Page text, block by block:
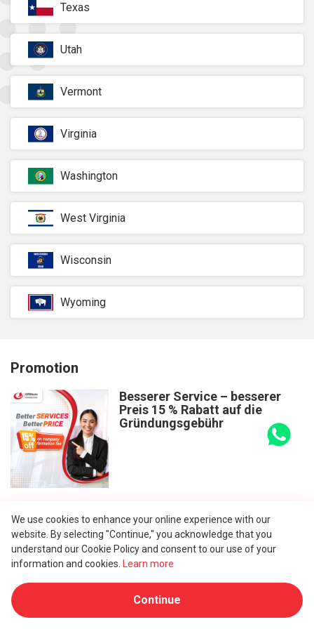
Texas
Utah
Vermont
Virginia
Washington
West Virginia
Wisconsin
Wyoming
Promotion
Besserer Service – besserer
Preis 15 % Rabatt auf die
Gründungsgebühr
Der Oktober-Verkauf ist jetzt
AN - Holen Sie sich Ihre
saisonalen Pakete für die
Firmengründung auf den
Seychellen
We use cookies to enhance your online experience with our
website. By selecting "Continue," you acknowledge that you
understand our Cookie Policy and consent to our use of your
information and cookies.
Learn more
Continue